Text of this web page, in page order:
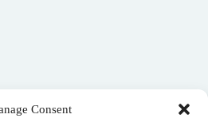
Consent